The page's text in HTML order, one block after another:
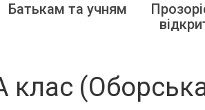
Батькам та учням
клас